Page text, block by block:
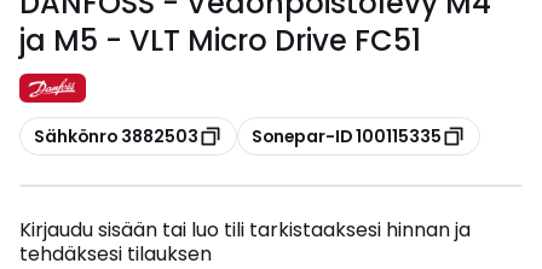
ja M5 - VLT Micro Drive FC51
Kopioi
Sähkönro 3882503 Kopioi
Sonepar-ID 100115335
Kirjaudu sisään tai luo tili tarkistaaksesi hinnan ja
tehdäksesi tilauksen